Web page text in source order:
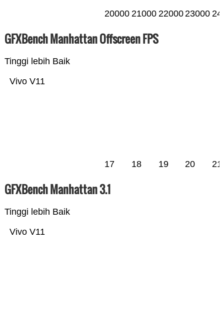
20000 21000 2200023000
GFXBench Manhattan Offscreen FPS
Tinggi lebih Baik
Vivo V11
17 18 19 20 21
GFXBench Manhattan 3.1
Tinggi lebih Baik
Vivo V11